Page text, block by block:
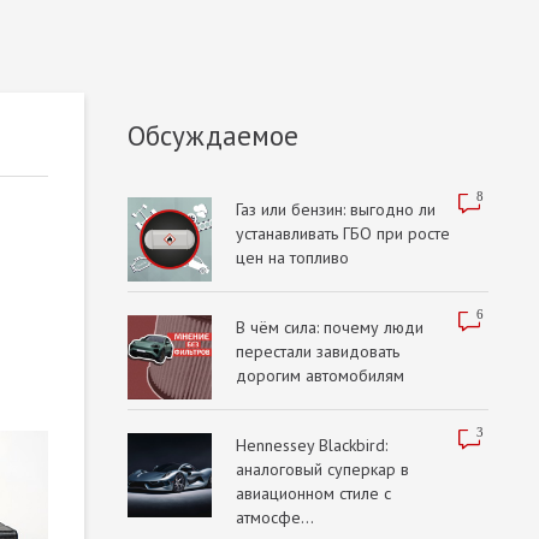
Обсуждаемое
8
Газ или бензин: выгодно ли
устанавливать ГБО при росте
цен на топливо
6
В чём сила: почему люди
перестали завидовать
дорогим автомобилям
3
Hennessey Blackbird:
аналоговый суперкар в
авиационном стиле с
атмосфе...